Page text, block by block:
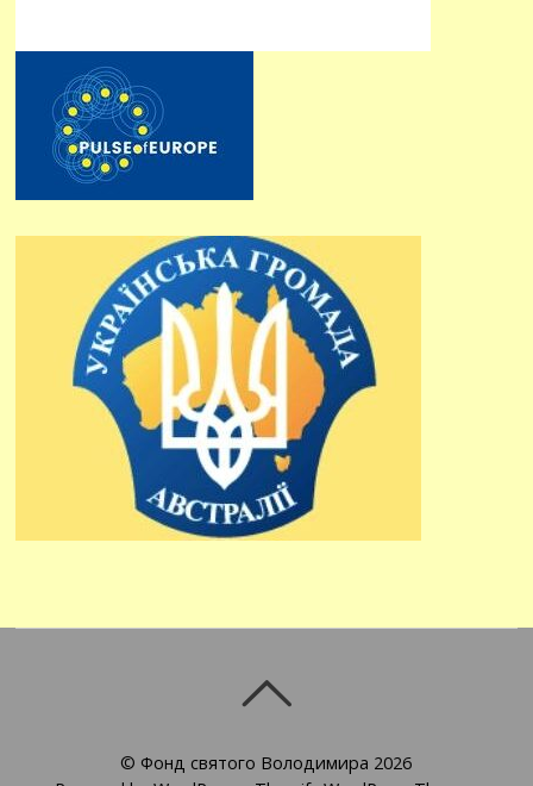
© Фонд святого Володимира 2026